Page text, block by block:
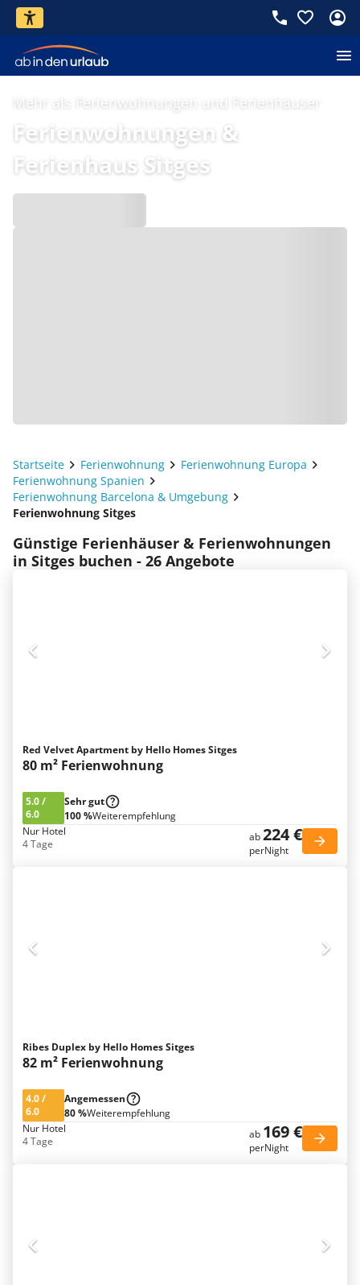
Mehr als Ferienwohnungen und Ferienhäuser
Ferienwohnungen &
Ferienhaus Sitges
Startseite Ferienwohnung
Ferienwohnung Europa
Ferienwohnung Spanien
Ferienwohnung Barcelona & Umgebung
Ferienwohnung Sitges
Günstige Ferienhäuser & Ferienwohnungen
in Sitges buchen - 26 Angebote
Red Velvet Apartment by Hello Homes Sitges
80 m² Ferienwohnung
5.0/
6.0
Sehr gut
100 %Weiterempfehlung
Nur Hotel
4 Tage
ab224 €
perNight
Ribes Duplex by Hello Homes Sitges
82 m² Ferienwohnung
4.0/
6.0
Angemessen
80 %Weiterempfehlung
Nur Hotel
4 Tage
ab 169 €
perNight